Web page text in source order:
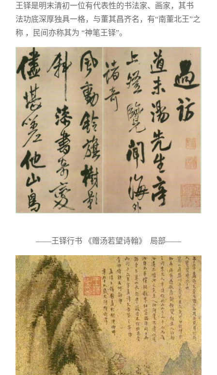
王铎是明末清初一位有代表性的书法家、画家，其书
法功底深厚独具一格，与董其昌齐名，有“南董北王”之
称 ，民间亦称其为 “神笔王铎”。
——王铎行书 《赠汤若望诗翰》 局部——